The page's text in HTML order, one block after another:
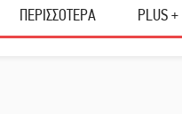
ΠΕΡΙΣΣΟΤΕΡΑ PLUS +